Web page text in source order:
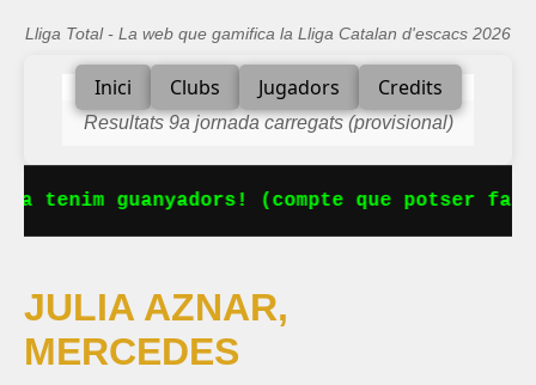
Lliga Total - La web que gamifica la Lliga Catalan d'escacs 2026
Inici Clubs Jugadors Credits
Resultats 9a jornada carregats (provisional)
tenim guanyadors! (compte que potser
JULIA AZNAR,
MERCEDES